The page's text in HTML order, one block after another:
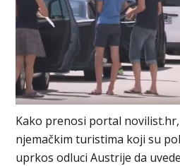
Kako prenosi portal
njemačkim turistima koji su
uprkos odluci Austrije da